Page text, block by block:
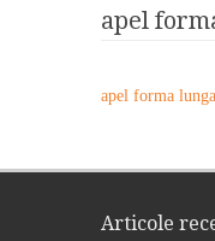
apel
apel forma
Articole